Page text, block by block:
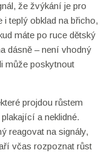
že žvýkání je pro
teplý obklad na břicho,
máte po ruce dětský
dásně – není vhodný
může poskytnout
projdou růstem
a neklidné.
reagovat na signály,
včas rozpoznat růst